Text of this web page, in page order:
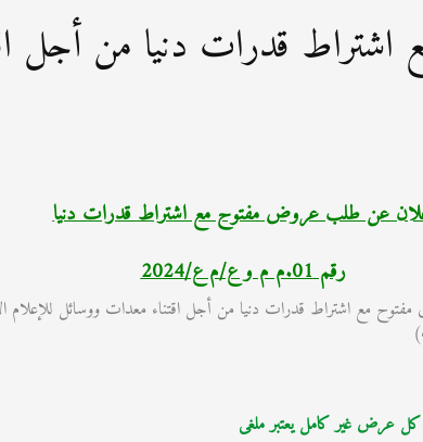
قدرات دنيا من أجل
عن طلب عروض مفتوح مع اشتراط قدرات دنيا
رقم 01.م م و ع/م ع/2024
كل عرض غير كامل يعتبر ملغى